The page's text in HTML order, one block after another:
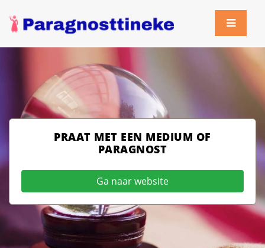
PRAAT MET EEN MEDIUM OF
PARAGNOST
Ga naar website